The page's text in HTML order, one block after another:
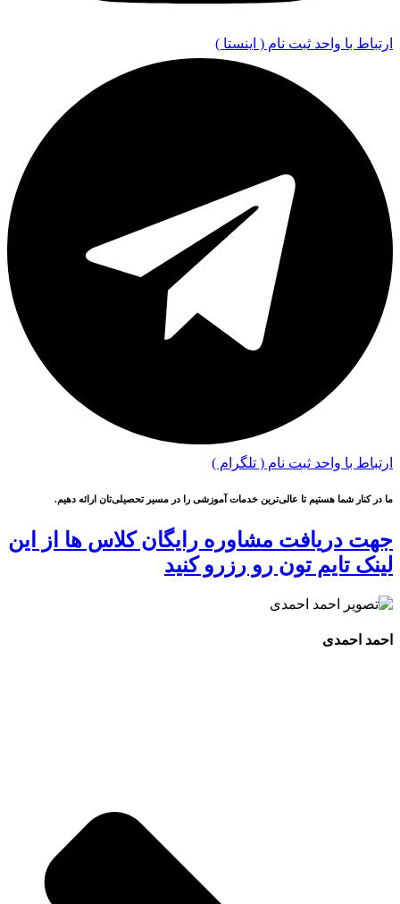
ارتباط با واحد ثبت نام ( اینستا )
ارتباط با واحد ثبت نام ( تلگرام )
ما در کنار شما هستیم تا عالی‌ترین خدمات آموزشی را در مسیر تحصیلی‌تان ارائه دهیم.
جهت دریافت مشاوره رایگان کلاس ها از این
لینک تایم تون رو رزرو کنید
احمد احمدی